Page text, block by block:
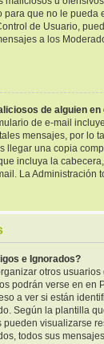
para que no le pueda
de Usuario,
a los
de alguien en
de e-mail
mensajes, por lo
llegar una copia
incluya la
La Administración
e Ignorados?
otros
podrán verse en en
a ver si están
Según la plantilla
visualizarse
todos sus